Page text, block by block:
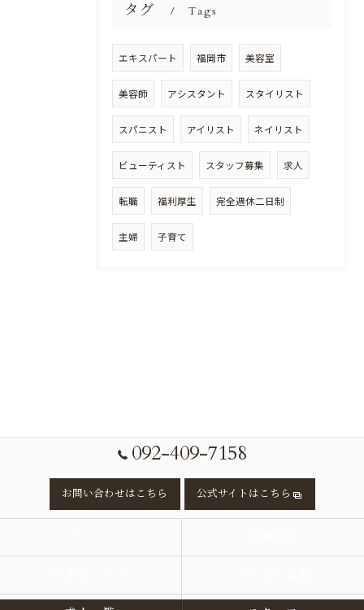
タグ Tags
エキスパート 福岡市 美容室
美容師 アシスタント スタイリスト
スパニスト アイリスト ネイリスト
ビューティスト スタッフ募集 求人
転職 福利厚生 完全週休二日制
主婦 子育て
092-409-7158
お問い合わせはこちら 公式サイトはこちら